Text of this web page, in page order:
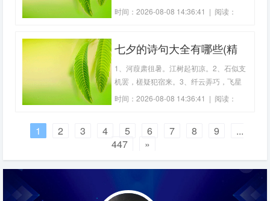
房逐水流。4、欲问义心义，遥知空病
拆，香殊百和燃。8、莫怪销炎热，能生
10、户外一峰
时间：2026-08-08 14:36:41 | 阅读：
七夕的诗句大全有哪些(精
选34句)
1、河葭肃徂暑。江树起初凉。2、石似支
机罢，槎疑犯宿来。3、纤云弄巧，飞星
传恨，银汉迢迢暗渡。4、德容无此心
的断肠离别。5、双星何事今宵会，遗我
庭前月一钩。6、最伤今夜离愁曲，遥对
天涯愈断肠
时间：2026-08-08 14:36:41 | 阅读：
1 2 3 4 5 6 7 8 9
...
447
»